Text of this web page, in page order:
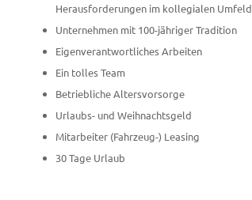
Herausforderungen im kollegialen Umfeld
Unternehmen mit 100-jähriger Tradition
Eigenverantwortliches Arbeiten
Ein tolles Team
Betriebliche Altersvorsorge
Urlaubs- und Weihnachtsgeld
Mitarbeiter (Fahrzeug-) Leasing
30 Tage Urlaub